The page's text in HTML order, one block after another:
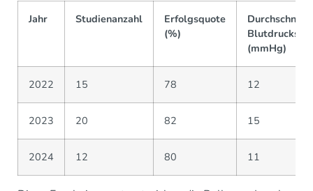
Jahr Studienanzahl
Erfolgsquote
(%)
(mmHg)
2022 15 78 12
2023 20 82 15
2024 12 80 11